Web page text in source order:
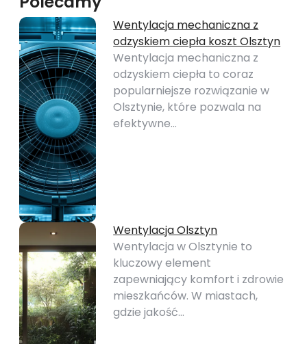
Wentylacja mechaniczna z
odzyskiem ciepła koszt Olsztyn
Wentylacja mechaniczna z
odzyskiem ciepła to coraz
popularniejsze rozwiązanie w
Olsztynie, które pozwala na
efektywne…
Wentylacja Olsztyn
Wentylacja w Olsztynie to
kluczowy element
zapewniający komfort i zdrowie
mieszkańców. W miastach,
gdzie jakość…